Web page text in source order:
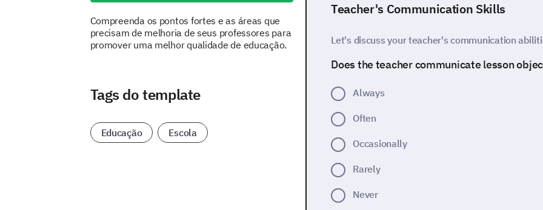
Compreenda os pontos fortes e as áreas que
precisam de melhoria de seus professores para
promover uma melhor qualidade de educação.
Tags do template
Educação Escola
Teacher's Communication Skills
Let's discuss your teacher's communication
Does the teacher communicate lesson
Always
Often
Occasionally
Rarely
Never